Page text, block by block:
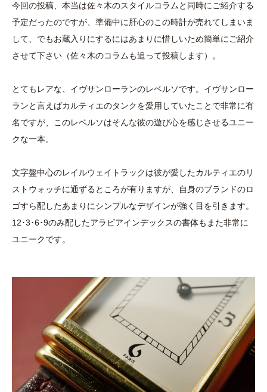
今回の投稿、本当は佐々木のスタイルコラムと同時にご紹介する
予定だったのですが、準備中に肝心のこの時計が売れてしまいま
して、でもお蔵入りにするにはあまりに惜しいため簡単にご紹介
させて下さい（佐々木のコラムも追って投稿します）。
とてもレアな、イヴサンローランのレベルソです。イヴサンロー
ランと言えばカルティエのタンクを愛用していたことで非常に有
名ですが、このレベルソはそんな彼の遊び心を感じさせるユニー
クな一本。
文字盤中心のレイルウェイトラックは彼が愛したカルティエのリ
ストウォッチに通ずるところが有りますが、自身のブランドのロ
ゴすら配したあまりにシンプルなデザインが強く目を引きます。
12･3･6･9のみ配したアラビアインデックスの書体もまた非常に
ユニークです。